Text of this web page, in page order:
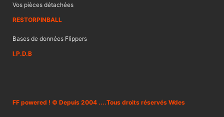
Vos pièces détachées
RESTORPINBALL
Bases de données Flippers
I.P.D.B
FF powered ! © Depuis 2004 ....Tous droits réservés Wdes